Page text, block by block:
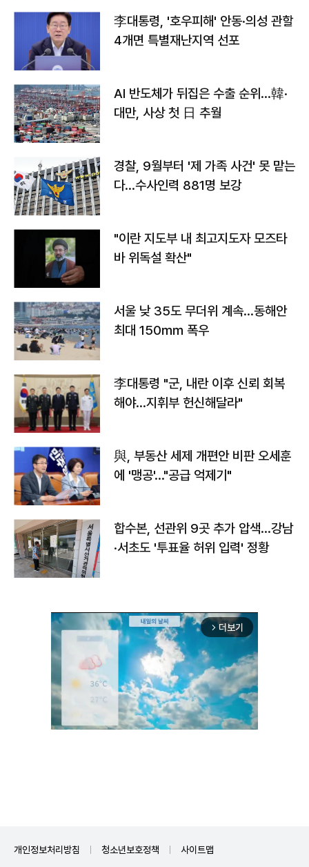
李대통령, '호우피해' 안동·의성 관할
4개면 특별재난지역 선포
AI 반도체가 뒤집은 수출 순위…韓·
대만, 사상 첫 日 추월
경찰, 9월부터 '제 가족 사건' 못 맡는
다…수사인력 881명 보강
"이란 지도부 내 최고지도자 모즈타
바 위독설 확산"
서울 낮 35도 무더위 계속…동해안
최대 150㎜ 폭우
李대통령 "군, 내란 이후 신뢰 회복
해야…지휘부 헌신해달라"
與, 부동산 세제 개편안 비판 오세훈
에 '맹공'…"공급 억제기"
합수본, 선관위 9곳 추가 압색…강남
·서초도 '투표율 허위 입력' 정황
arrow_forward_ios 더보기
개인정보처리방침 청소년보호정책 사이트맵